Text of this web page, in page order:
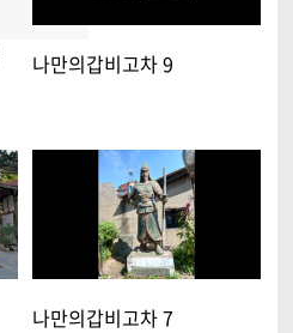
나만의갑비고차 9
나만의갑비고차 7